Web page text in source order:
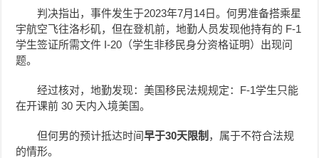
判决指出，事件发生于2023年7月14日。何男准备搭乘星
宇航空飞往洛杉矶，但在登机前，地勤人员发现他持有的 F-1
学生签证所需文件 I-20（学生非移民身分资格证明）出现问
题。
经过核对，地勤发现：美国移民法规规定：F-1学生只能
在开课前 30 天内入境美国。
但何男的预计抵达时间早于30天限制 ，属于不符合法规
的情形。